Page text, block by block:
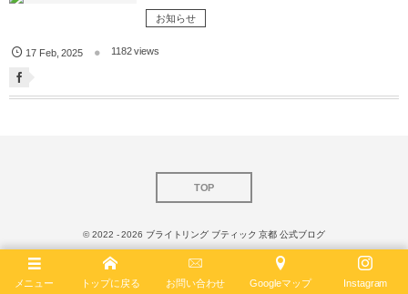
お知らせ
17 Feb,2025 1182 views
TOP
© 2022 - 2026 ブライトリング ブティック 京都 公式ブログ
メニュー トップに戻る お問い合わせ Googleマップ Instagram